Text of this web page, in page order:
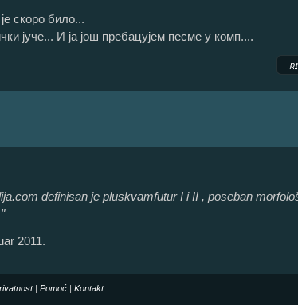
скоро било...
јуче... И ја још пребацујем песме у комп....
definisan je pluskvamfutur I i II , poseban
2011.
| Pomoć | Kontakt